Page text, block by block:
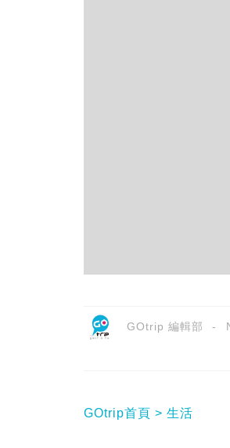
GOtrip 編輯部
GOtrip首頁 生活